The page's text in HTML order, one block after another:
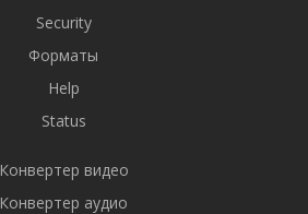
Security
Форматы
Help
Status
Конвертер видео
Конвертер аудио